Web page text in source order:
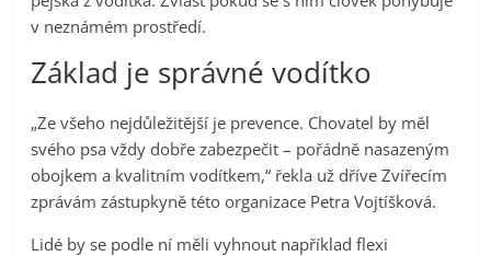
v neznámém prostředí.
Základ je správné vodítko
„Ze všeho nejdůležitější je prevence. Chovatel by měl
svého psa vždy dobře zabezpečit – pořádně nasazeným
obojkem a kvalitním vodítkem,“ řekla už dříve Zvířecím
zprávám zástupkyně této organizace Petra Vojtíšková.
Lidé by se podle ní měli vyhnout například flexi